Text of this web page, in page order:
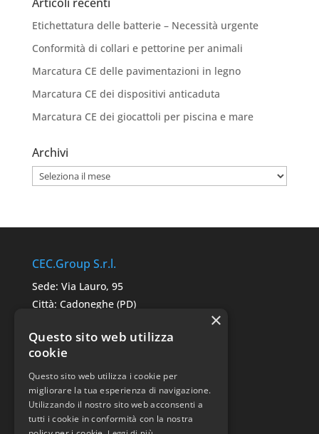
Etichettatura delle batterie – Necessità urgente
Conformità di collari e pettorine per animali
Marcatura CE delle pavimentazioni in legno
Marcatura CE dei dispositivi anticaduta
Marcatura CE dei giocattoli per piscina e mare
Archivi
Archivi
CEC.Group S.r.l.
Sede: Via Lauro, 95
Città: Cadoneghe (PD)
P.IVA: 05291680287
Link Utili
Sitemap
Privacy Police
×
Questo sito web utilizza
cookie
Questo sito web utilizza i cookie per
migliorare la tua esperienza di navigazione.
Utilizzando il nostro sito web acconsenti a
tutti i cookie in conformità con la nostra